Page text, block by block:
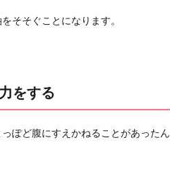
そそぐことになります。
をする
ぽど腹にすえかねることがあったん